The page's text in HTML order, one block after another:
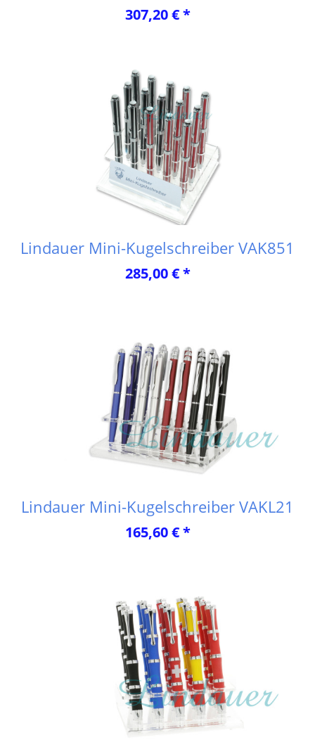
307,20 € *
Lindauer Mini-Kugelschreiber VAK851
285,00 € *
Lindauer Mini-Kugelschreiber VAKL21
165,60 € *